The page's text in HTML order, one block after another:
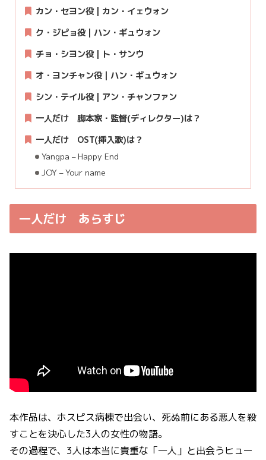
カン・セヨン役 | カン・イェウォン
ク・ジピョ役 | ハン・ギュウォン
チョ・シヨン役 | ト・サンウ
オ・ヨンチャン役 | ハン・ギュウォン
シン・テイル役 | アン・チャンファン
一人だけ 脚本家・監督(ディレクター)は？
一人だけOST(挿入歌)は？
Yangpa – Happy End
JOY – Your name
一人だけ あらすじ
本作品は、ホスピス病棟で出会い、死ぬ前にある悪人を殺
すことを決心した3人の女性の物語。
その過程で、3人は本当に貴重な「一人」と出会うヒュー